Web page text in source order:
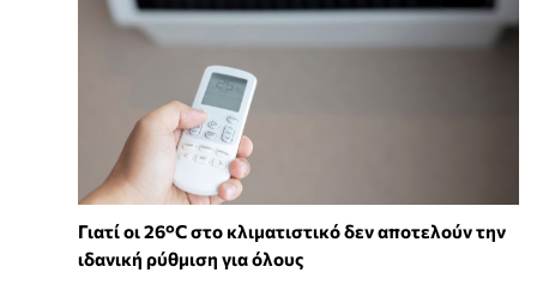
Γιατί οι 26°C στο κλιματιστικό δεν αποτελούν την
ιδανική ρύθμιση για όλους